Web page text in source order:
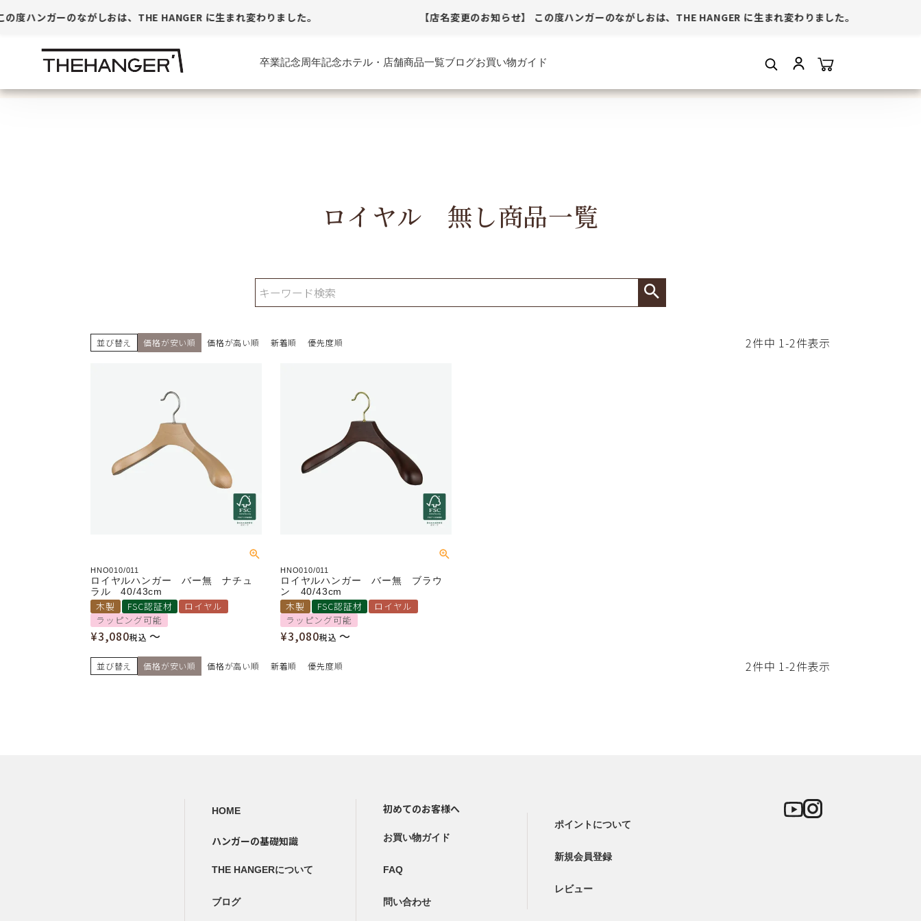
度ハンガーのながしおは、THE HANGER に生まれ変わりました。 【店名変更のお知らせ】 この度ハンガーのながしおは、THE HANGER に生まれ変わりました。
卒業記念周年記念ホテル・店舗商品一覧ブログお買い物ガイド
ロイヤル 無し商品一覧
ロイヤル 無し商品一覧
検索
並び替え 価格が安い順 価格が高い順 新着順 優先度順 2件中 1-2件表示
HNO010/011
ロイヤルハンガー バー無 ナチュ
ラル 40/43cm
木製 FSC認証材
ロイヤル
ラッピング可能
¥3,080税込 〜
HNO010/011
ロイヤルハンガー バー無 ブラウ
ン 40/43cm
木製 FSC認証材
ロイヤル
ラッピング可能
¥3,080税込 〜
並び替え 価格が安い順 価格が高い順 新着順 優先度順 2件中 1-2件表示
HOME
ハンガーの基礎知識
THE HANGERについて
ブログ
初めてのお客様へ
お買い物ガイド
FAQ
問い合わせ
ポイントについて
新規会員登録
レビュー